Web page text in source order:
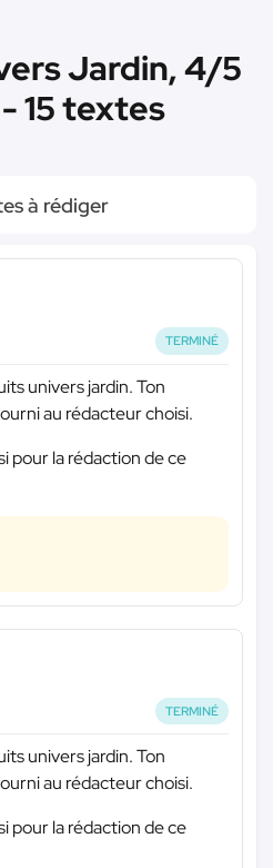
Jardin, 4/5
15 textes
à rédiger
TERMINÉ
univers jardin. Ton
au rédacteur choisi.
pour la rédaction de ce
TERMINÉ
univers jardin. Ton
au rédacteur choisi.
pour la rédaction de ce